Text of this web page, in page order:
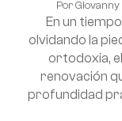
Por Giovanny
En un
olvidando la
ortodoxia,
renovación
profundidad